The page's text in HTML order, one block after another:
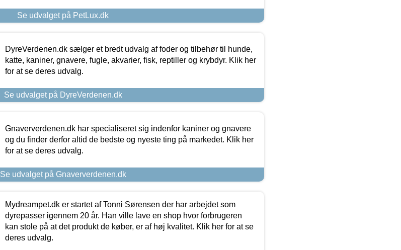
Se udvalget på PetLux.dk
DyreVerdenen.dk sælger et bredt udvalg af foder og tilbehør til hunde,
katte, kaniner, gnavere, fugle, akvarier, fisk, reptiller og krybdyr. Klik her
for at se deres udvalg.
Se udvalget på DyreVerdenen.dk
Gnaververdenen.dk har specialiseret sig indenfor kaniner og gnavere
og du finder derfor altid de bedste og nyeste ting på markedet. Klik her
for at se deres udvalg.
Se udvalget på Gnaververdenen.dk
Mydreampet.dk er startet af Tonni Sørensen der har arbejdet som
dyrepasser igennem 20 år. Han ville lave en shop hvor forbrugeren
kan stole på at det produkt de køber, er af høj kvalitet. Klik her for at se
deres udvalg.